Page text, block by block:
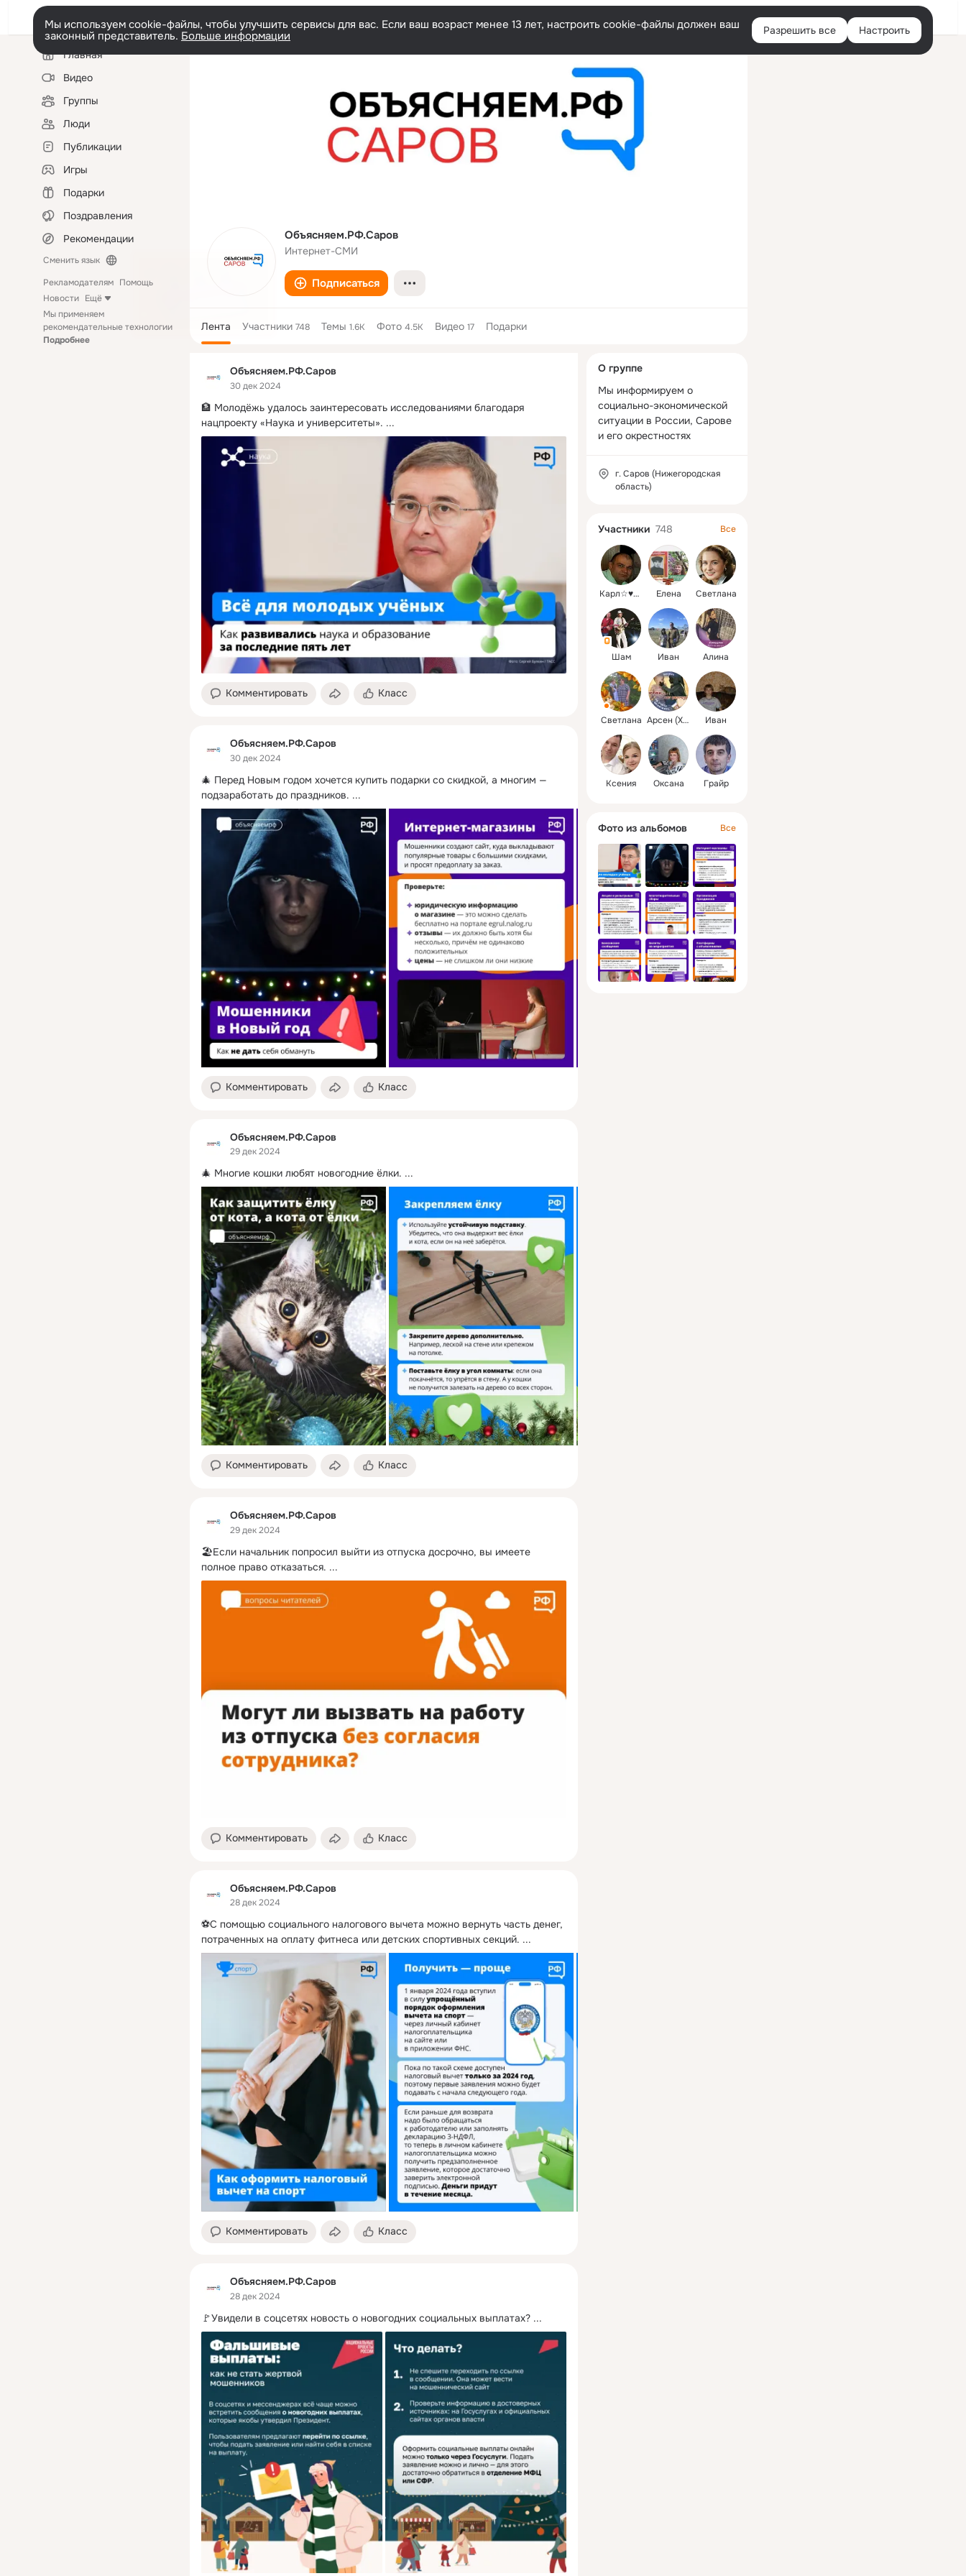
Войти
Мы используем cookie-файлы, чтобы улучшить сервисы для вас. Если ваш возраст менее 13 лет, настроить cookie-файлы должен ваш
законный представитель. Больше информации Разрешить все Настроить
Левая
колонкаГлавная
Видео
Группы
Люди
Публикации
Игры
Подарки
Поздравления
Рекомендации
Сменить язык
Рекламодателям Помощь
Новости Ещё
Мы применяем
рекомендательные технологии
Подробнее
Объясняем.РФ.Саров
Интернет-СМИ
Подписаться
Лента Участники 748 Темы 1.6K Фото 4.5K Видео 17 Подарки
Объясняем.РФ.Саров
30 дек 2024
🏦 Молодёжь удалось заинтересовать исследованиями благодаря
нацпроекту «Наука и университеты». ...
Комментировать Класс
Объясняем.РФ.Саров
30 дек 2024
🎄 Перед Новым годом хочется купить подарки со скидкой, а многим —
подзаработать до праздников. ...
Комментировать Класс
Объясняем.РФ.Саров
29 дек 2024
🎄 Многие кошки любят новогодние ёлки. ...
Комментировать Класс
Объясняем.РФ.Саров
29 дек 2024
🏖Если начальник попросил выйти из отпуска досрочно, вы имеете
полное право отказаться. ...
Комментировать Класс
Объясняем.РФ.Саров
28 дек 2024
⚽️С помощью социального налогового вычета можно вернуть часть денег,
потраченных на оплату фитнеса или детских спортивных секций. ...
Комментировать Класс
Объясняем.РФ.Саров
28 дек 2024
🚩Увидели в соцсетях новость о новогодних социальных выплатах? ...
колонка
О группе
Мы информируем о
социально-экономической
ситуации в России, Сарове
и его окрестностях
г. Саров (Нижегородская
область)
Участники 748 Все
Карл☆♥★♡♧ Елена Светлана
Шам Иван Алина
Светлана Арсен (ХОЙ) Иван
Ксения Оксана Грайр
Фото из альбомов Все